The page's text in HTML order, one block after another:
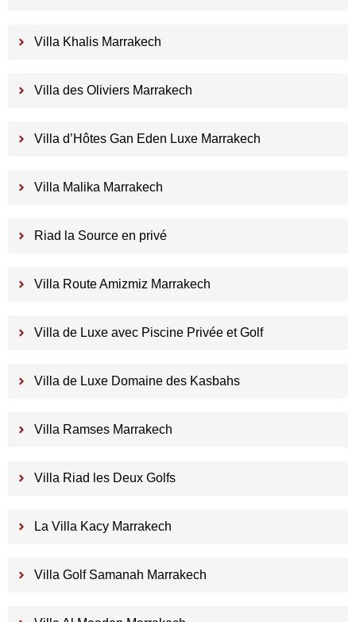
Villa Khalis Marrakech
Villa des Oliviers Marrakech
Villa d’Hôtes Gan Eden Luxe Marrakech
Villa Malika Marrakech
Riad la Source en privé
Villa Route Amizmiz Marrakech
Villa de Luxe avec Piscine Privée et Golf
Villa de Luxe Domaine des Kasbahs
Villa Ramses Marrakech
Villa Riad les Deux Golfs
La Villa Kacy Marrakech
Villa Golf Samanah Marrakech